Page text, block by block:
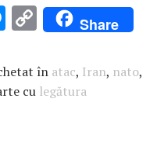
M
se
n
C
o
p
y
Share
în atac, Iran, nato,
cu legătura